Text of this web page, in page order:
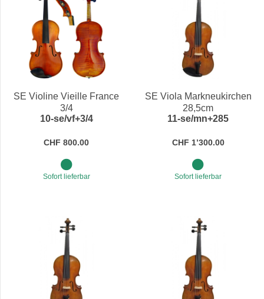
SE Violine Vieille France
3/4
10-se/vf+3/4
CHF 800.00
Sofort lieferbar
SE Viola Markneukirchen
28,5cm
11-se/mn+285
CHF 1’300.00
Sofort lieferbar